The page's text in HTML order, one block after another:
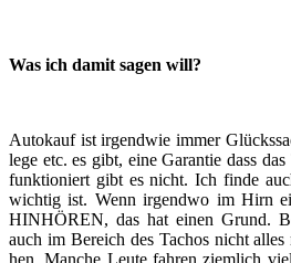
Was ich damit sagen will?
Au­to­kauf ist ir­gend­wie immer
le­ge etc. es gibt, eine Ga­ran­tie dass
funk­tio­niert gibt es nicht. Ich finde
wich­tig ist. Wenn ir­gend­wo im Hirn
HIN­HÖ­REN, das hat einen Grund.
auch im Be­reich des Ta­chos nicht
hen. Man­che Leute fah­ren ziem­lich